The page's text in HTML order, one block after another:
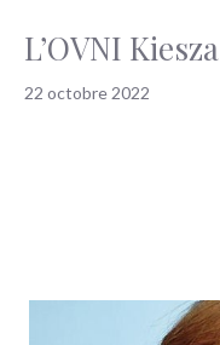
L’OVNI Kiesza
22 octobre 2022